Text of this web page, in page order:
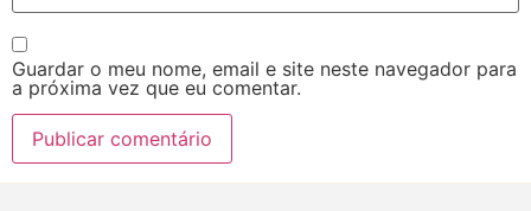
Guardar o meu nome, email e site neste navegador para
a próxima vez que eu comentar.